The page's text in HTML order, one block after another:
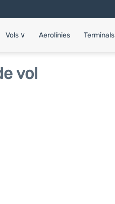
Vols ∨ Aerolínies Terminals
vol